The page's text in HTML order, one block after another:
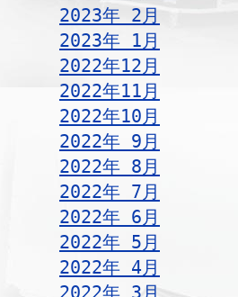
2023年 2月
2023年 1月
2022年12月
2022年11月
2022年10月
2022年 9月
2022年 8月
2022年 7月
2022年 6月
2022年 5月
2022年 4月
2022年 3月